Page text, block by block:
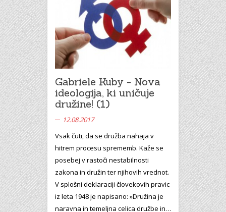
Gabriele Kuby - Nova
ideologija, ki uničuje
družine! (1)
12.08.2017
Vsak čuti, da se družba nahaja v
hitrem procesu sprememb. Kaže se
posebej v rastoči nestabilnosti
zakona in družin ter njihovih vrednot.
V splošni deklaraciji človekovih pravic
iz leta 1948 je napisano: »Družina je
naravna in temeljna celica družbe in…